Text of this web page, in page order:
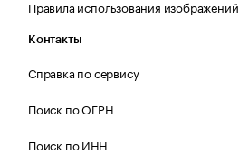
Правила использования изображений
Контакты
Справка по сервису
Поиск по ОГРН
Поиск по ИНН